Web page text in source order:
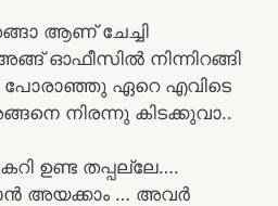
ആണ് ചേച്ചി
ഓഫീസിൽ നിന്നിറങ്ങി
ഏറെ എവിടെ
നിരന്നു കിടക്കുവാ..
ഉണ്ട തപ്പല്ലേ….
അയക്കാം … അവർ